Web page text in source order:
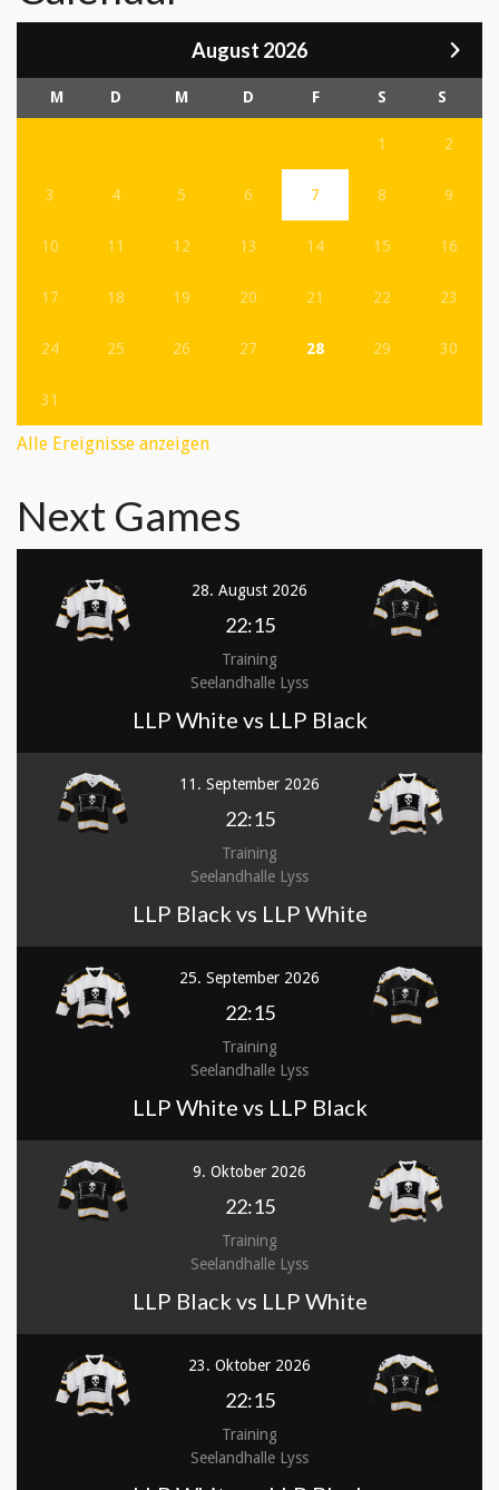
August 2026
M D M D F S S
1 2
3 4 5 6 7 8 9
10 11 12 13 14 15 16
17 18 19 20 21 22 23
24 25 26 27 28 29 30
31
Alle Ereignisse anzeigen
Next Games
28. August 2026
22:15
Training
Seelandhalle Lyss
LLP White vs LLP Black
11. September 2026
22:15
Training
Seelandhalle Lyss
LLP Black vs LLP White
25. September 2026
22:15
Training
Seelandhalle Lyss
LLP White vs LLP Black
9. Oktober 2026
22:15
Training
Seelandhalle Lyss
LLP Black vs LLP White
23. Oktober 2026
22:15
Training
Seelandhalle Lyss